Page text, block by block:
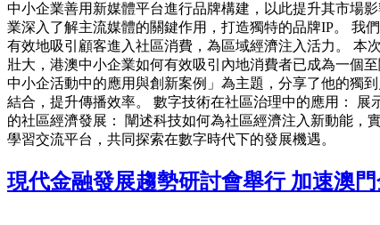
中小企業善用新媒體平台進行品牌構建，以此提升其市場
業深入了解主流媒體的關鍵作用，打造獨特的品牌IP。 我
有效地吸引顧客進入社區消費，為區域經濟注入活力。 本
壯大，港澳中小企業如何有效吸引內地消費者已成為一個
中小企活動中的應用與創新案例」為主題，分享了他的獨
結合，提升傳播效率。 數字技術在社區治理中的應用：
的社區經濟發展： 闡述科技如何為社區經濟注入新動能，
學習交流平台，共同探索在數字時代下的發展機遇。
現代金融發展趨勢研討會舉行 加速澳